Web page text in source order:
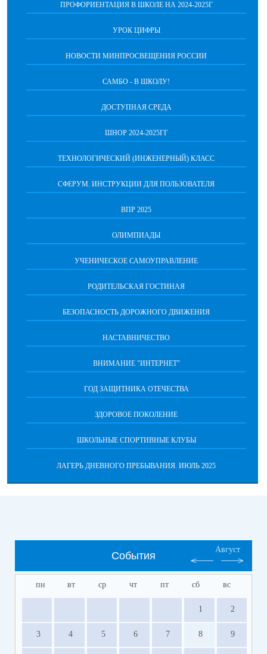
ПРОФОРИЕНТАЦИЯ В ШКОЛЕ НА 2024-2025Г
УРОК ЦИФРЫ
НОВОСТИ МИНПРОСВЕЩЕНИЯ РОССИИ
САМБО - В ШКОЛУ!
ДОСТУПНАЯ СРЕДА
ШНОР 2024-2025ГГ
ТЕХНОЛОГИЧЕСКИЙ (ИНЖЕНЕРНЫЙ) КЛАСС
СФЕРУМ. ИНСТРУКЦИИ ДЛЯ ПОЛЬЗОВАТЕЛЯ
ВПР 2025
ОЛИМПИАДЫ
УЧЕНИЧЕСКОЕ САМОУПРАВЛЕНИЕ
РОДИТЕЛЬСКАЯ ГОСТИНАЯ
БЕЗОПАСНОСТЬ ДОРОЖНОГО ДВИЖЕНИЯ
НАСТАВНИЧЕСТВО
ВНИМАНИЕ "ИНТЕРНЕТ"
ГОД ЗАЩИТНИКА ОТЕЧЕСТВА
ЗДОРОВОЕ ПОКОЛЕНИЕ
ШКОЛЬНЫЕ СПОРТИВНЫЕ КЛУБЫ
ЛАГЕРЬ ДНЕВНОГО ПРЕБЫВАНИЯ. ИЮЛЬ 2025
События
Август
пн вт ср чт пт сб вс
1 2
3 4 5 6 7 8 9